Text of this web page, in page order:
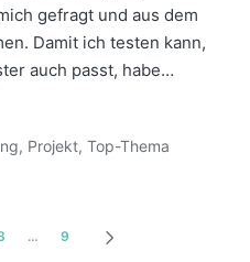
gefragt und aus dem
Damit ich testen kann,
auch passt, habe…
, Projekt, Top-Thema
… 9